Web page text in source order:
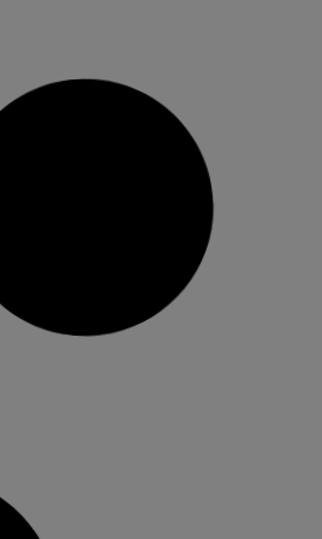
les seues falles
de
la visita d’un grup
a la ciutat de